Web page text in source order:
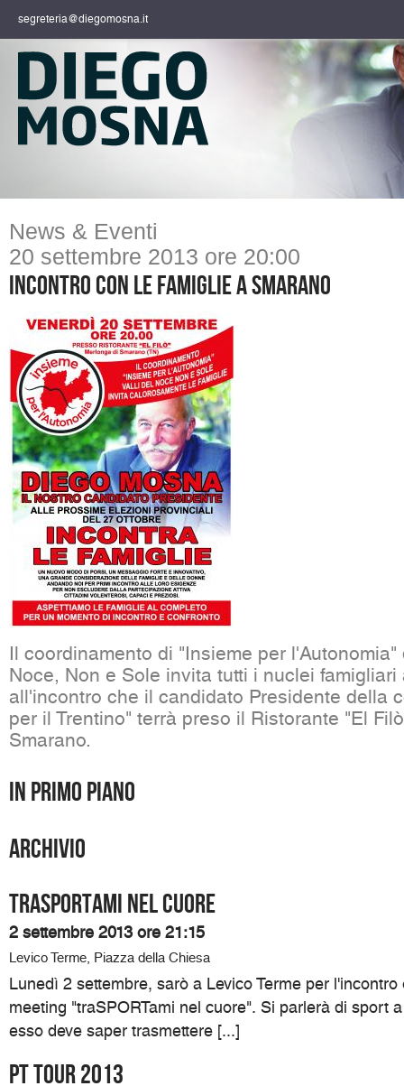
segreteria@diegomosna.it
News & Eventi
20 settembre 2013 ore 20:00
Incontro con le famiglie a Smarano
Il coordinamento di "Insieme per l'Autonomia"
Noce, Non e Sole invita tutti i nuclei
all'incontro che il candidato Presidente della
per il Trentino" terrà preso il Ristorante "El
Smarano.
In primo piano
Archivio
traSPORTami nel cuore
2 settembre 2013 ore 21:15
Levico Terme, Piazza della Chiesa
Lunedì 2 settembre, sarò a Levico Terme per
meeting "traSPORTami nel cuore". Si parlerà di sport
esso deve saper trasmettere [...]
Pt Tour 2013